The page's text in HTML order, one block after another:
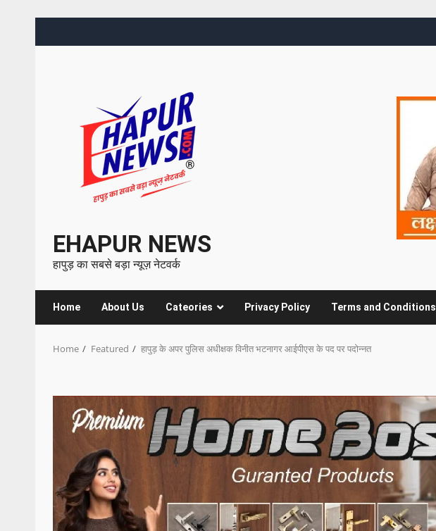
EHAPUR NEWS
हापुड़ का सबसे बड़ा न्यूज़ नेटवर्क
Home About Us Cateories Privacy Policy Terms and Conditions
Home Featured हापुड़ के अपर पुलिस अधीक्षक विनीत भटनागर आईपीएस के पद पर पदोन्नत